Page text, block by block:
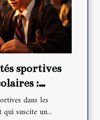
sportives
:
?dans les
suscite un...